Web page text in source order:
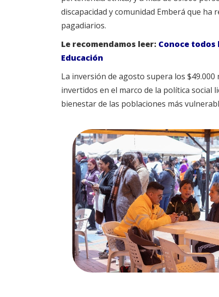
discapacidad y comunidad Emberá que
pagadiarios.
Le recomendamos leer: Conoce
Educación
La inversión de agosto supera los
invertidos en el marco de la política social
bienestar de las poblaciones más